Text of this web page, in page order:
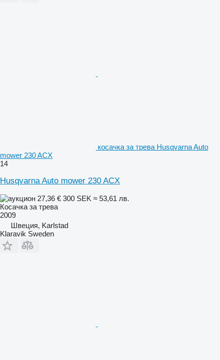
косачка за трева Husqvarna Auto
mower 230 ACX
14
Husqvarna Auto mower 230 ACX
27,36 € 300 SEK ≈ 53,61 лв.
Косачка за трева
2009
Швеция, Karlstad
Klaravik Sweden